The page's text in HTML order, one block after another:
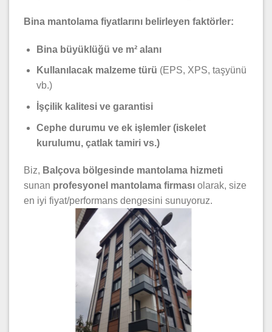
Bina mantolama fiyatlarını belirleyen faktörler:
Bina büyüklüğü ve m² alanı
Kullanılacak malzeme türü (EPS, XPS, taşyünü
vb.)
İşçilik kalitesi ve garantisi
Cephe durumu ve ek işlemler (iskelet
kurulumu, çatlak tamiri vs.)
Biz, Balçova bölgesinde mantolama hizmeti
sunan profesyonel mantolama firması olarak, size
en iyi fiyat/performans dengesini sunuyoruz.